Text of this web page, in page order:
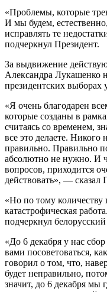
«Проблемы, которые
И мы будем,
исправлять те
подчеркнул Президент.
За выдвижение
Александра Лукашенко
президентских выборах
«Я очень благодарен
которые созданы в
считаясь со временем,
все это делаете. Никого
правильно. Правильно
абсолютно не нужно. И
вопросов, приходится
действовать», — сказал
«Но по тому
катастрофическая
подчеркнул
«До 6 декабря у нас
вами посоветоваться,
говорил о том, что,
будет неправильно,
значит, до 6 декабря мы